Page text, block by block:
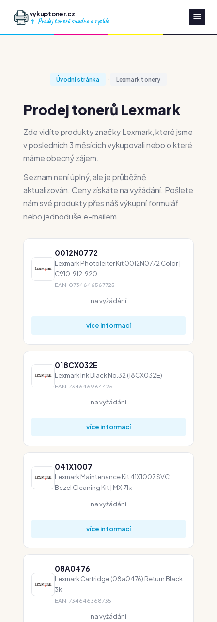
vykuptoner.cz
Prodej tonerů snadno a rychle
Úvodní stránka Lexmark tonery
Prodej tonerů Lexmark
Zde vidíte produkty značky Lexmark, které jsme
v posledních 3 měsících vykupovali nebo o které
máme obecný zájem.
Seznam není úplný, ale je průběžně
aktualizován. Ceny získáte na vyžádání. Pošlete
nám své produkty přes náš výkupní formulář
nebo jednoduše e-mailem.
0012N0772
Lexmark Photoleiter Kit 0012N0772 Color |
C910, 912, 920
EAN: 0734646567725
na vyžádání
více informací
018CX032E
Lexmark Ink Black No.32 (18CX032E)
EAN: 734646964425
na vyžádání
více informací
041X1007
Lexmark Maintenance Kit 41X1007 SVC
Bezel Cleaning Kit | MX 71x
na vyžádání
více informací
08A0476
Lexmark Cartridge (08a0476) Return Black
3k
EAN: 734646368735
na vyžádání